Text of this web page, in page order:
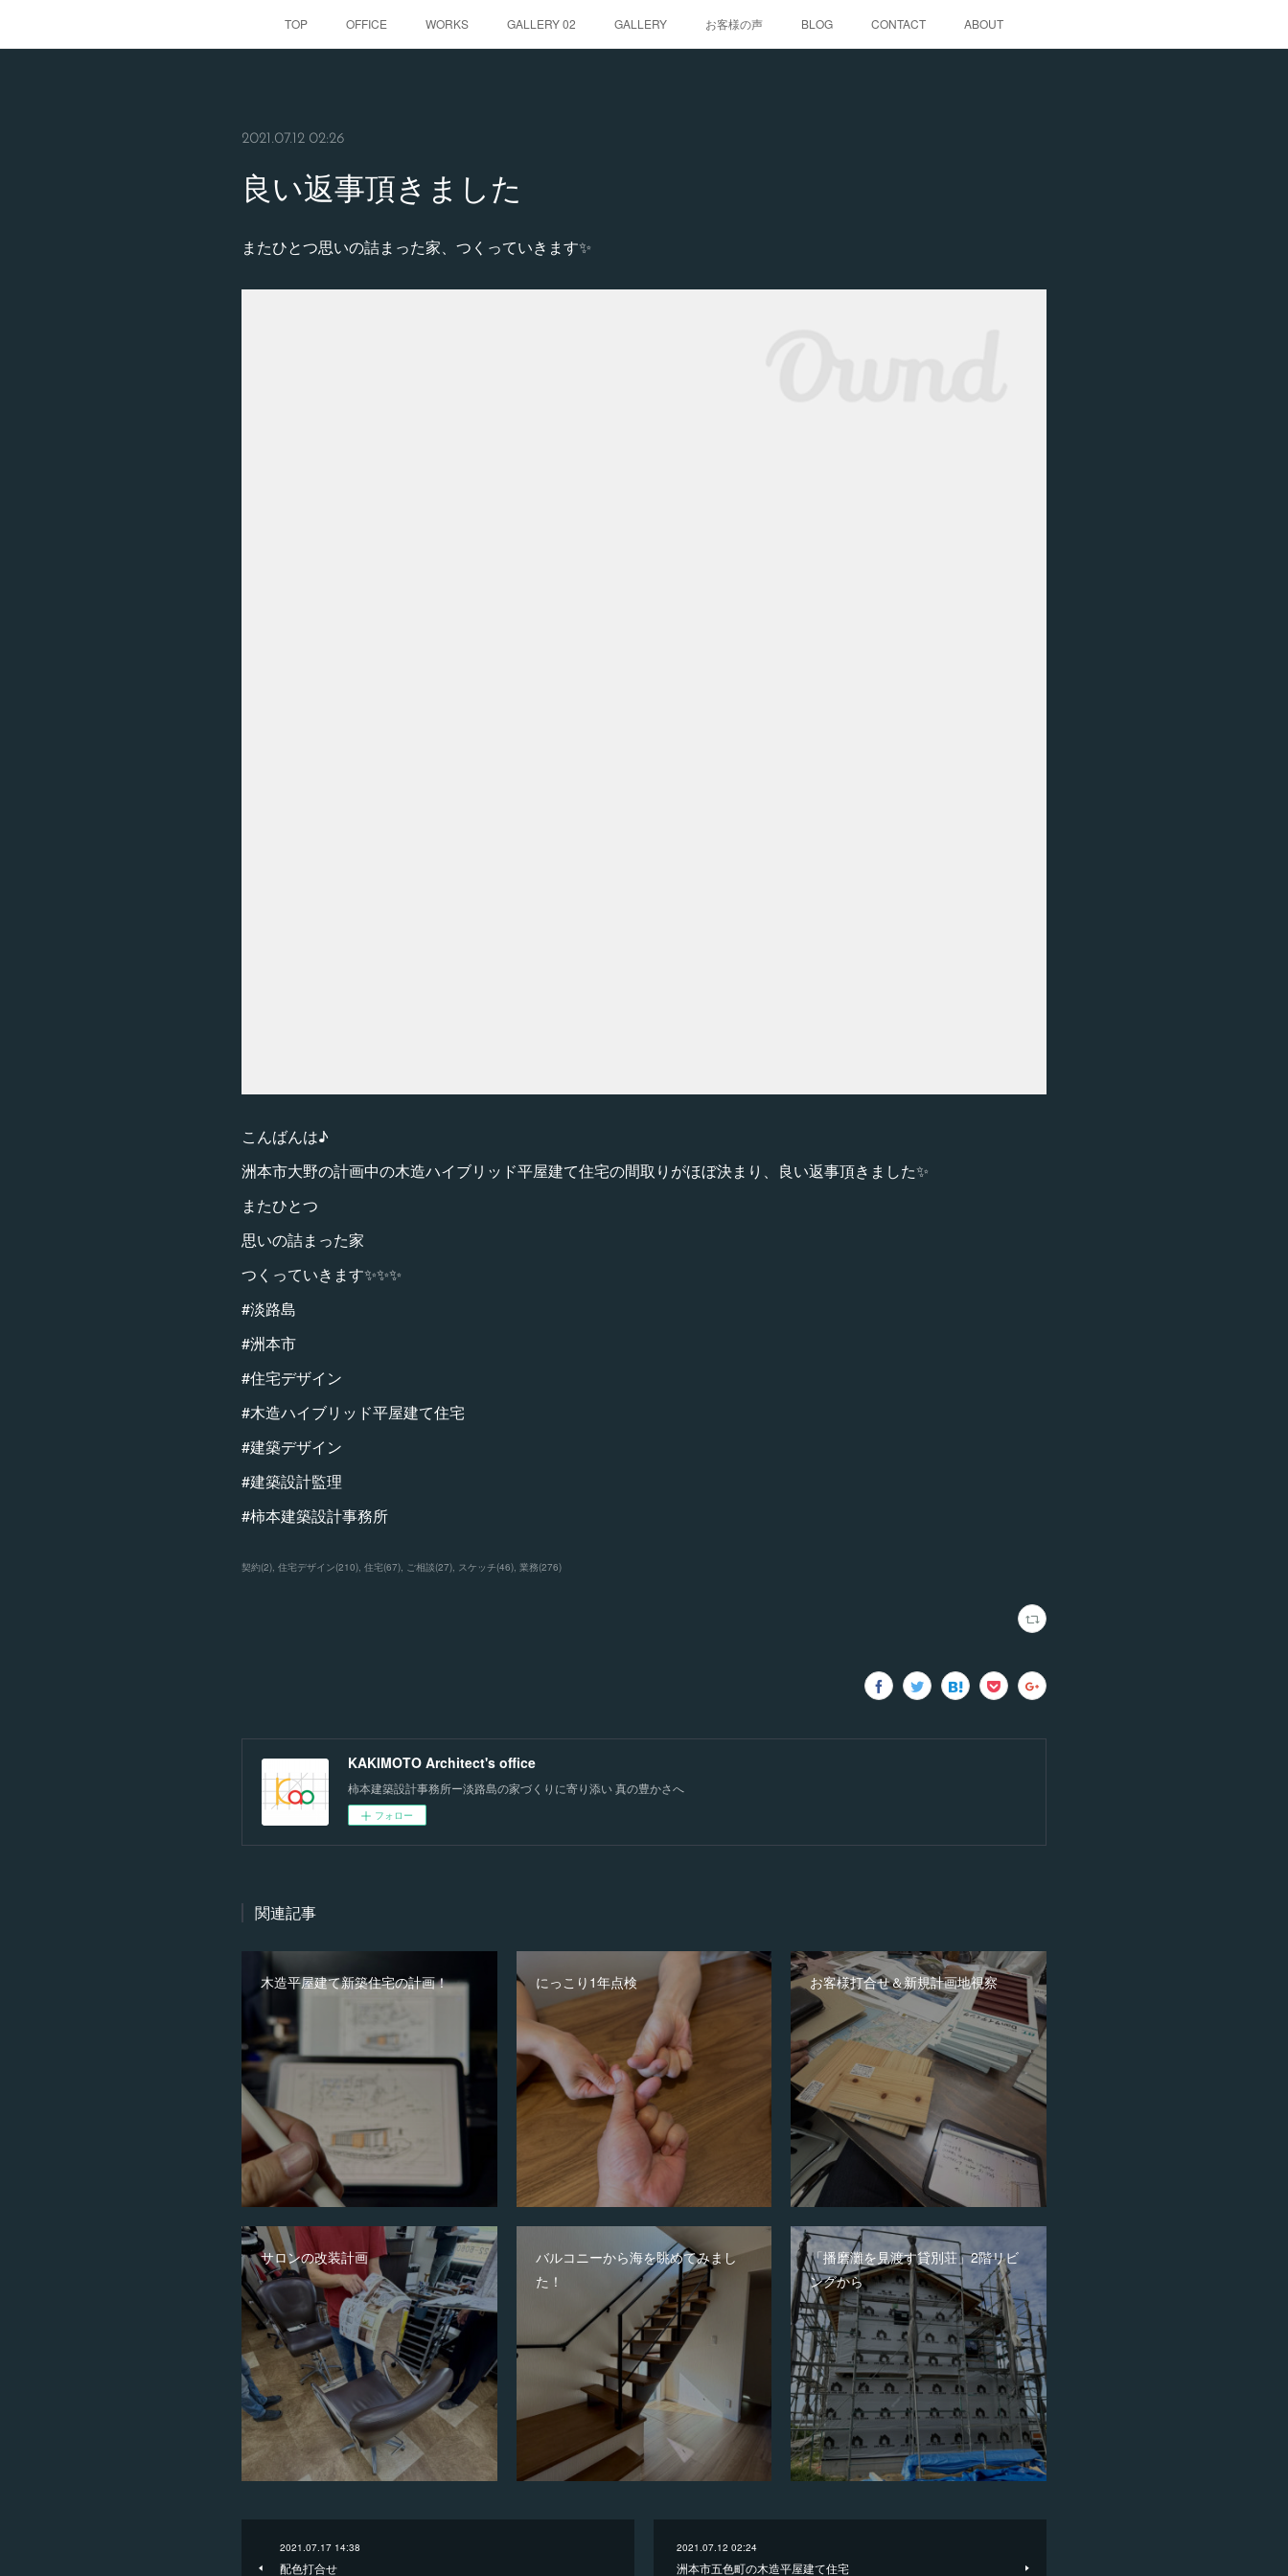
TOP OFFICE WORKS GALLERY 02 GALLERY お客様の声 BLOG CONTACT ABOUT
2021.07.12 02:26
良い返事頂きました
またひとつ思いの詰まった家、つくっていきます✨
こんばんは♪
洲本市大野の計画中の木造ハイブリッド平屋建て住宅の間取りがほぼ決まり、良い返事頂きました✨
またひとつ
思いの詰まった家
つくっていきます✨✨✨
#淡路島
#洲本市
#住宅デザイン
#木造ハイブリッド平屋建て住宅
#建築デザイン
#建築設計監理
#柿本建築設計事務所
契約(2) 住宅デザイン(210) 住宅(67) ご相談(27) スケッチ(46) 業務(276)
KAKIMOTO Architect's office
柿本建築設計事務所ー淡路島の家づくりに寄り添い 真の豊かさへ
フォロー
関連記事
木造平屋建て新築住宅の計画！ にっこり1年点検 お客様打合せ＆新規計画地視察
サロンの改装計画
バルコニーから海を眺めてみまし
た！
「播磨灘を見渡す貸別荘」2階リビ
ングから
2021.07.17 14:38
配色打合せ
2021.07.12 02:24
洲本市五色町の木造平屋建て住宅